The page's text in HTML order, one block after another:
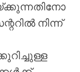
നിന്ന്